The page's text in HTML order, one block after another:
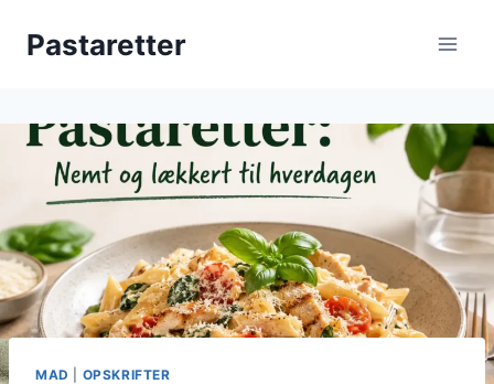
Pastaretter
MAD OPSKRIFTER